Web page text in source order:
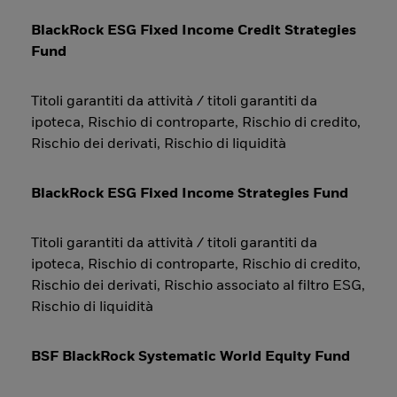
BlackRock ESG Fixed Income Credit Strategies
Fund
Titoli garantiti da attività / titoli garantiti da
ipoteca, Rischio di controparte, Rischio di credito,
Rischio dei derivati, Rischio di liquidità
BlackRock ESG Fixed Income Strategies Fund
Titoli garantiti da attività / titoli garantiti da
ipoteca, Rischio di controparte, Rischio di credito,
Rischio dei derivati, Rischio associato al filtro ESG,
Rischio di liquidità
BSF BlackRock Systematic World Equity Fund